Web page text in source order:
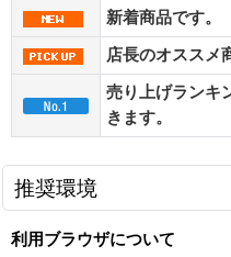
新着商品です。
店長のオススメ
売り上げランキ
きます。
推奨環境
利用ブラウザについて